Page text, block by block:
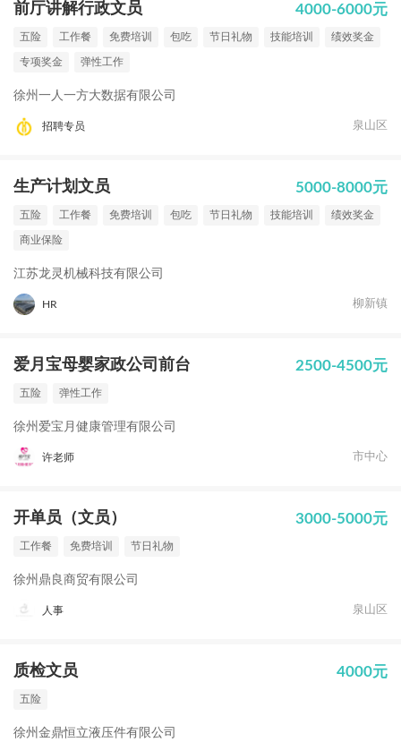
前厅讲解行政文员 4000-6000元
五险 工作餐 免费培训 包吃 节日礼物 技能培训 绩效奖金
专项奖金 弹性工作
徐州一人一方大数据有限公司
招聘专员 泉山区
生产计划文员 5000-8000元
五险 工作餐 免费培训 包吃 节日礼物 技能培训 绩效奖金
商业保险
江苏龙灵机械科技有限公司
HR 柳新镇
爱月宝母婴家政公司前台 2500-4500元
五险 弹性工作
徐州爱宝月健康管理有限公司
许老师 市中心
开单员（文员） 3000-5000元
工作餐 免费培训 节日礼物
徐州鼎良商贸有限公司
人事 泉山区
质检文员 4000元
五险
徐州金鼎恒立液压件有限公司